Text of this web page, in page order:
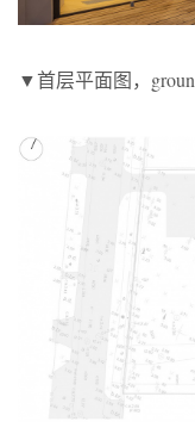
▼首层平面图，